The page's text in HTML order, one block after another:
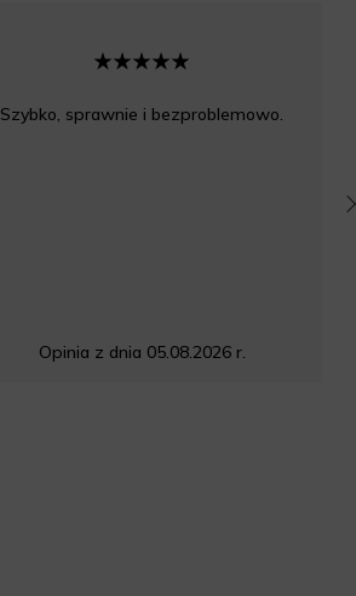
Szybko, sprawnie i bezproblemowo.
Opinia z dnia 05.08.2026 r.